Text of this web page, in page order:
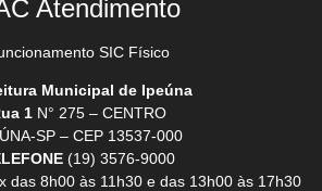
Atendimento
SIC Físico
Municipal de Ipeúna
1 N° 275 – CENTRO
SP – CEP 13537-000
(19) 3576-9000
das 8h00 às 11h30 e das 13h00 às 17h30